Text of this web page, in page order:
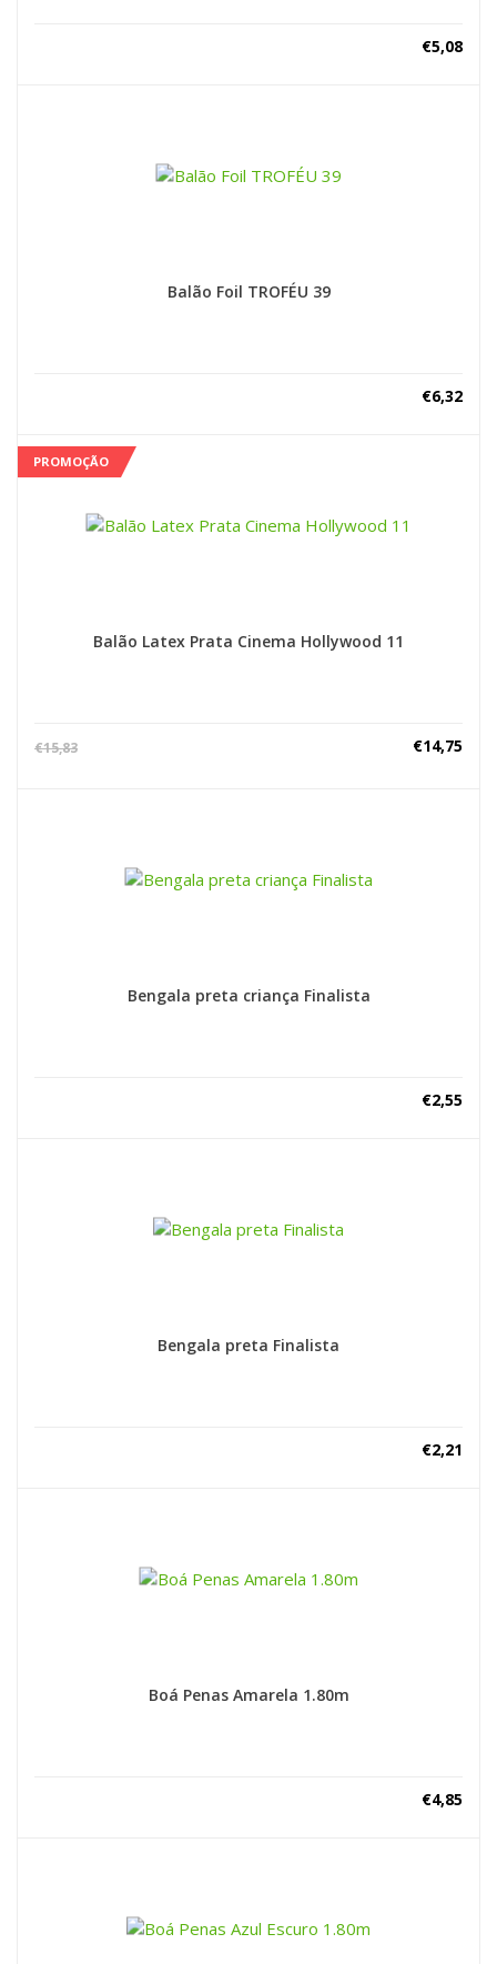
€5,08
Balão Foil TROFÉU 39
€6,32
PROMOÇÃO
Balão Latex Prata Cinema Hollywood 11
€15,83 €14,75
Bengala preta criança Finalista
€2,55
Bengala preta Finalista
€2,21
Boá Penas Amarela 1.80m
€4,85